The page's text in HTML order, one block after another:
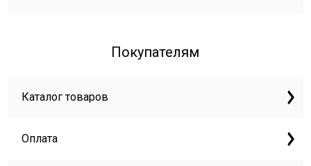
Покупателям
Каталог товаров
Оплата